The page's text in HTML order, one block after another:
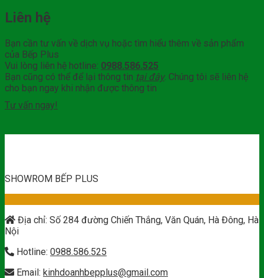
Liên hệ
Bạn cần tư vấn về dịch vụ hoặc tìm hiểu thêm về sản phẩm
của Bếp Plus
Vui lòng liên hệ hotline: 0988.586.525
Bạn cũng có thể để lại thông tin tại đây. Chúng tôi sẽ liên hệ
cho bạn ngay khi nhận được thông tin
Tư vấn ngay!
SHOWROM BẾP PLUS
Địa chỉ: Số 284 đường Chiến Thắng, Văn Quán, Hà Đông, Hà
Nội
Hotline: 0988.586.525
Email: kinhdoanhbepplus@gmail.com